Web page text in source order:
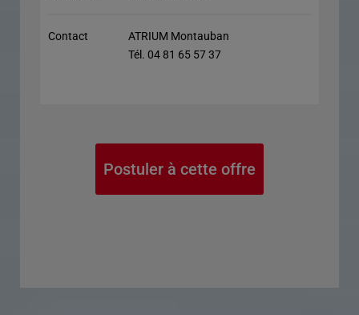
Contact
ATRIUM Montauban
Tél. 04 81 65 57 37
Postuler à cette offre